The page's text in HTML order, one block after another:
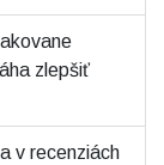
zlepšiť
v recenziách